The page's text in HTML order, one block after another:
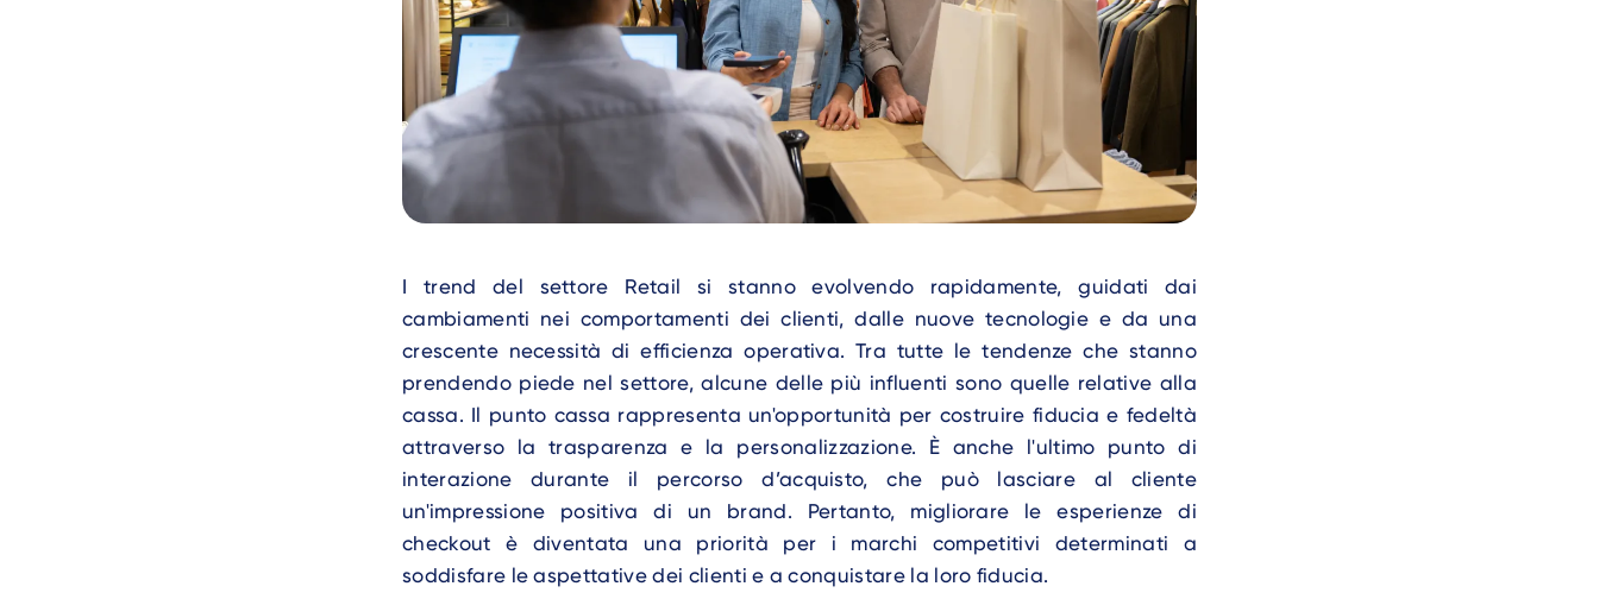
Text
I trend del settore Retail si stanno evolvendo rapidamente, guidati dai
cambiamenti nei comportamenti dei clienti, dalle nuove tecnologie e da una
crescente necessità di efficienza operativa. Tra tutte le tendenze che stanno
prendendo piede nel settore, alcune delle più influenti sono quelle relative alla
cassa. Il punto cassa rappresenta un'opportunità per costruire fiducia e fedeltà
attraverso la trasparenza e la personalizzazione. È anche l'ultimo punto di
interazione durante il percorso d’acquisto, che può lasciare al cliente
un'impressione positiva di un brand. Pertanto, migliorare le esperienze di
checkout è diventata una priorità per i marchi competitivi determinati a
soddisfare le aspettative dei clienti e a conquistare la loro fiducia.